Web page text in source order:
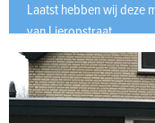
Laatst hebben wij deze
van Lieropstraat